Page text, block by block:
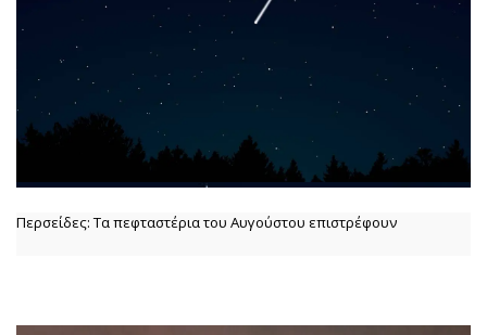
Περσείδες: Τα πεφταστέρια του Αυγούστου επιστρέφουν